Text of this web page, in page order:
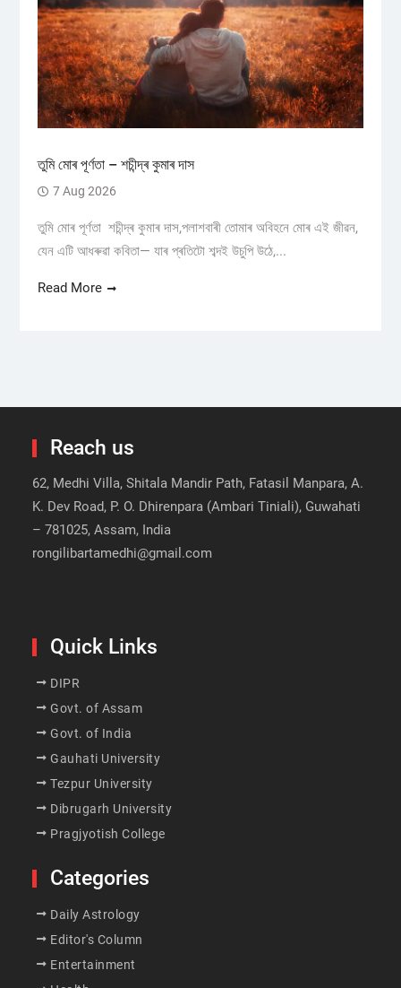
তুমি মোৰ পূৰ্ণতা – শচীন্দ্ৰ কুমাৰ দাস
7 Aug 2026
তুমি মোৰ পূৰ্ণতা শচীন্দ্ৰ কুমাৰ দাস,পলাশবাৰী তোমাৰ অবিহনে মোৰ এই জীৱন,
যেন এটি আধৰুৱা কবিতা— যাৰ প্ৰতিটো শব্দই উচুপি উঠে,...
Read More
Reach us
62, Medhi Villa, Shitala Mandir Path, Fatasil Manpara, A.
K. Dev Road, P. O. Dhirenpara (Ambari Tiniali), Guwahati
– 781025, Assam, India
rongilibartamedhi@gmail.com
Quick Links
DIPR
Govt. of Assam
Govt. of India
Gauhati University
Tezpur University
Dibrugarh University
Pragjyotish College
Categories
Daily Astrology
Editor's Column
Entertainment